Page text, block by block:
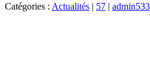
Catégories : Actualités | 57 |